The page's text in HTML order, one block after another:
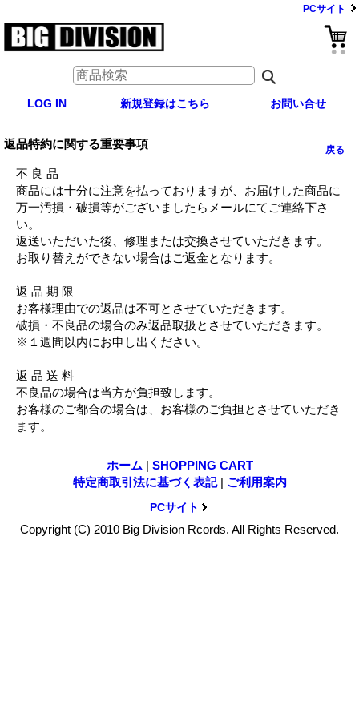
PCサイト
LOG IN 新規登録はこちら お問い合せ
返品特約に関する重要事項 戻る
不 良 品
商品には十分に注意を払っておりますが、お届けした商品に
万一汚損・破損等がございましたらメールにてご連絡下さ
い。
返送いただいた後、修理または交換させていただきます。
お取り替えができない場合はご返金となります。
返 品 期 限
お客様理由での返品は不可とさせていただきます。
破損・不良品の場合のみ返品取扱とさせていただきます。
※１週間以内にお申し出ください。
返 品 送 料
不良品の場合は当方が負担致します。
お客様のご都合の場合は、お客様のご負担とさせていただき
ます。
ホーム | SHOPPING CART
特定商取引法に基づく表記 | ご利用案内
PCサイト
Copyright (C) 2010 Big Division Rcords. All Rights Reserved.